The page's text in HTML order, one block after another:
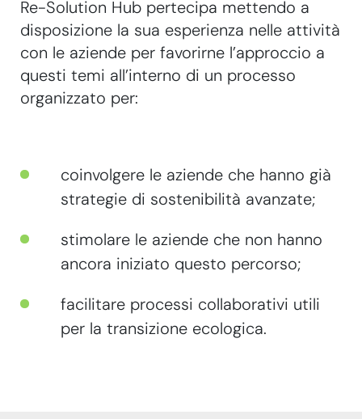
Re-Solution Hub pertecipa mettendo a
disposizione la sua esperienza nelle attività
con le aziende per favorirne l’approccio a
questi temi all’interno di un processo
organizzato per:
coinvolgere le aziende che hanno già
strategie di sostenibilità avanzate;
stimolare le aziende che non hanno
ancora iniziato questo percorso;
facilitare processi collaborativi utili
per la transizione ecologica.